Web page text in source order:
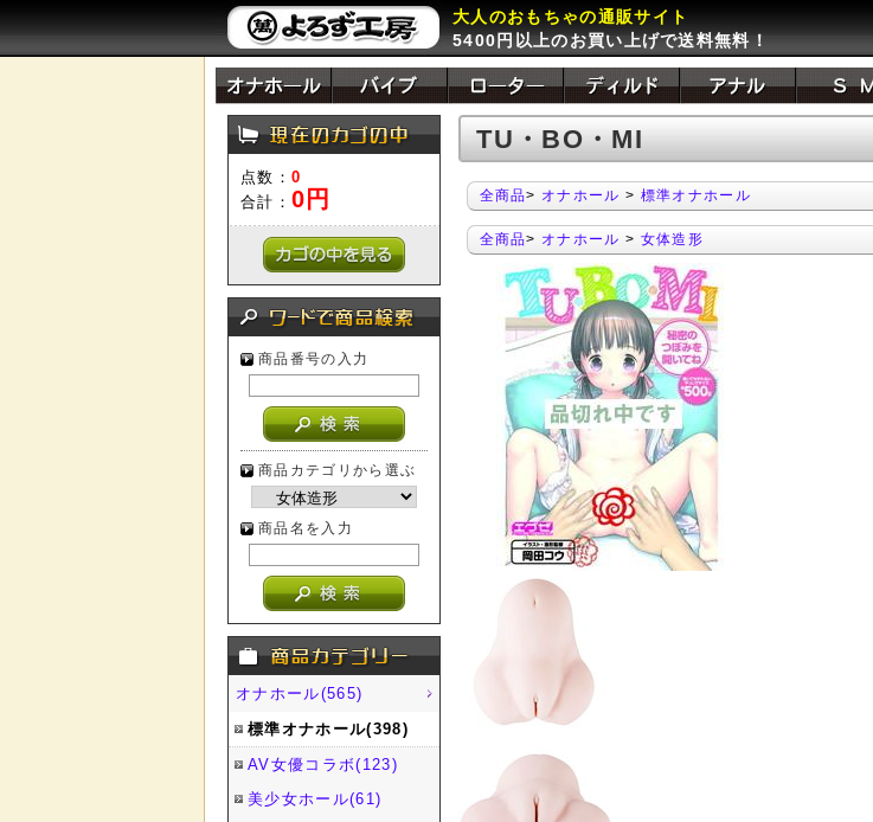
大人のおもちゃの通販サイト
5400円以上のお買い上げで送料無料！
点数： 0
合計： 0円
商品番号の入力
商品カテゴリから選ぶ
商品名を入力
オナホール(565)
標準オナホール(398)
AV女優コラボ(123)
美少女ホール(61)
TU・BO・MI
全商品> オナホール > 標準オナホール
全商品> オナホール > 女体造形